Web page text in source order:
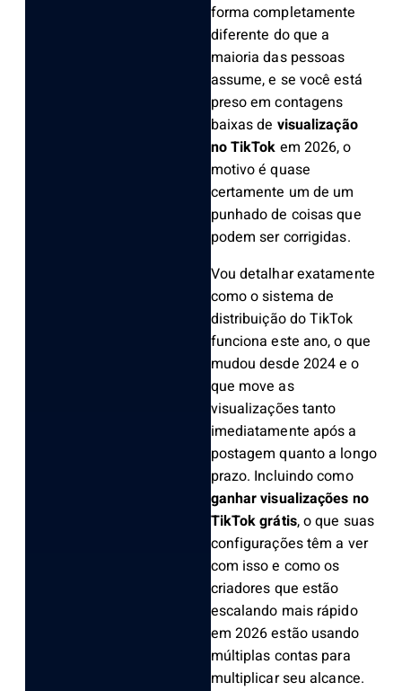
forma completamente
diferente do que a
maioria das pessoas
assume, e se você está
preso em contagens
baixas de visualização
no TikTok em 2026, o
motivo é quase
certamente um de um
punhado de coisas que
podem ser corrigidas.
Vou detalhar exatamente
como o sistema de
distribuição do TikTok
funciona este ano, o que
mudou desde 2024 e o
que move as
visualizações tanto
imediatamente após a
postagem quanto a longo
prazo. Incluindo como
ganhar visualizações no
TikTok grátis, o que suas
configurações têm a ver
com isso e como os
criadores que estão
escalando mais rápido
em 2026 estão usando
múltiplas contas para
multiplicar seu alcance.